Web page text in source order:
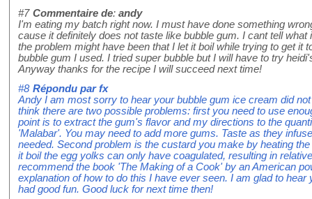
#7 Commentaire de: andy
I'm eating my batch right now. I must have done something
cause it definitely does not taste like bubble gum. I cant tell
the problem might have been that I let it boil while trying to get it
bubble gum I used. I tried super bubble but I will have to try
Anyway thanks for the recipe I will succeed next time!
#8 Répondu parfx
Andy I am most sorry to hear your bubble gum ice cream did
think there are two possible problems: first you need to use
point is to extract the gum's flavor and my directions to the
'Malabar'. You may need to add more gums. Taste as they
needed. Second problem is the custard you make by heating
it boil the egg yolks can only have coagulated, resulting in
recommend the book 'The Making of a Cook' by an American
explanation of how to do this I have ever seen. I am glad to hear
had good fun. Good luck for next time then!